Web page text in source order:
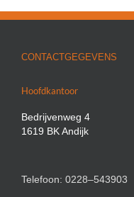
CONTACTGEGEVENS
Hoofdkantoor
Bedrijvenweg 4
1619 BK Andijk
Telefoon: 0228–543903